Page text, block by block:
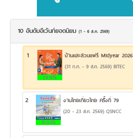
10 อันดับอีเว้นท์ยอดนิยม (1 - 6 ส.ค. 2569)
1
24.13%
บ้านและสวนแฟร์ Midyear 2026
(31 ก.ค. - 9 ส.ค. 2569) BITEC
2
15.03%
งานไทยเที่ยวไทย ครั้งที่ 79
(20 - 23 ส.ค. 2569) QSNCC